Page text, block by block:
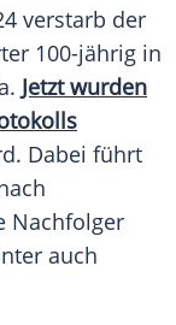
verstarb der
100-jährig in
. Jetzt wurden
Dabei führt
Nachfolger
auch